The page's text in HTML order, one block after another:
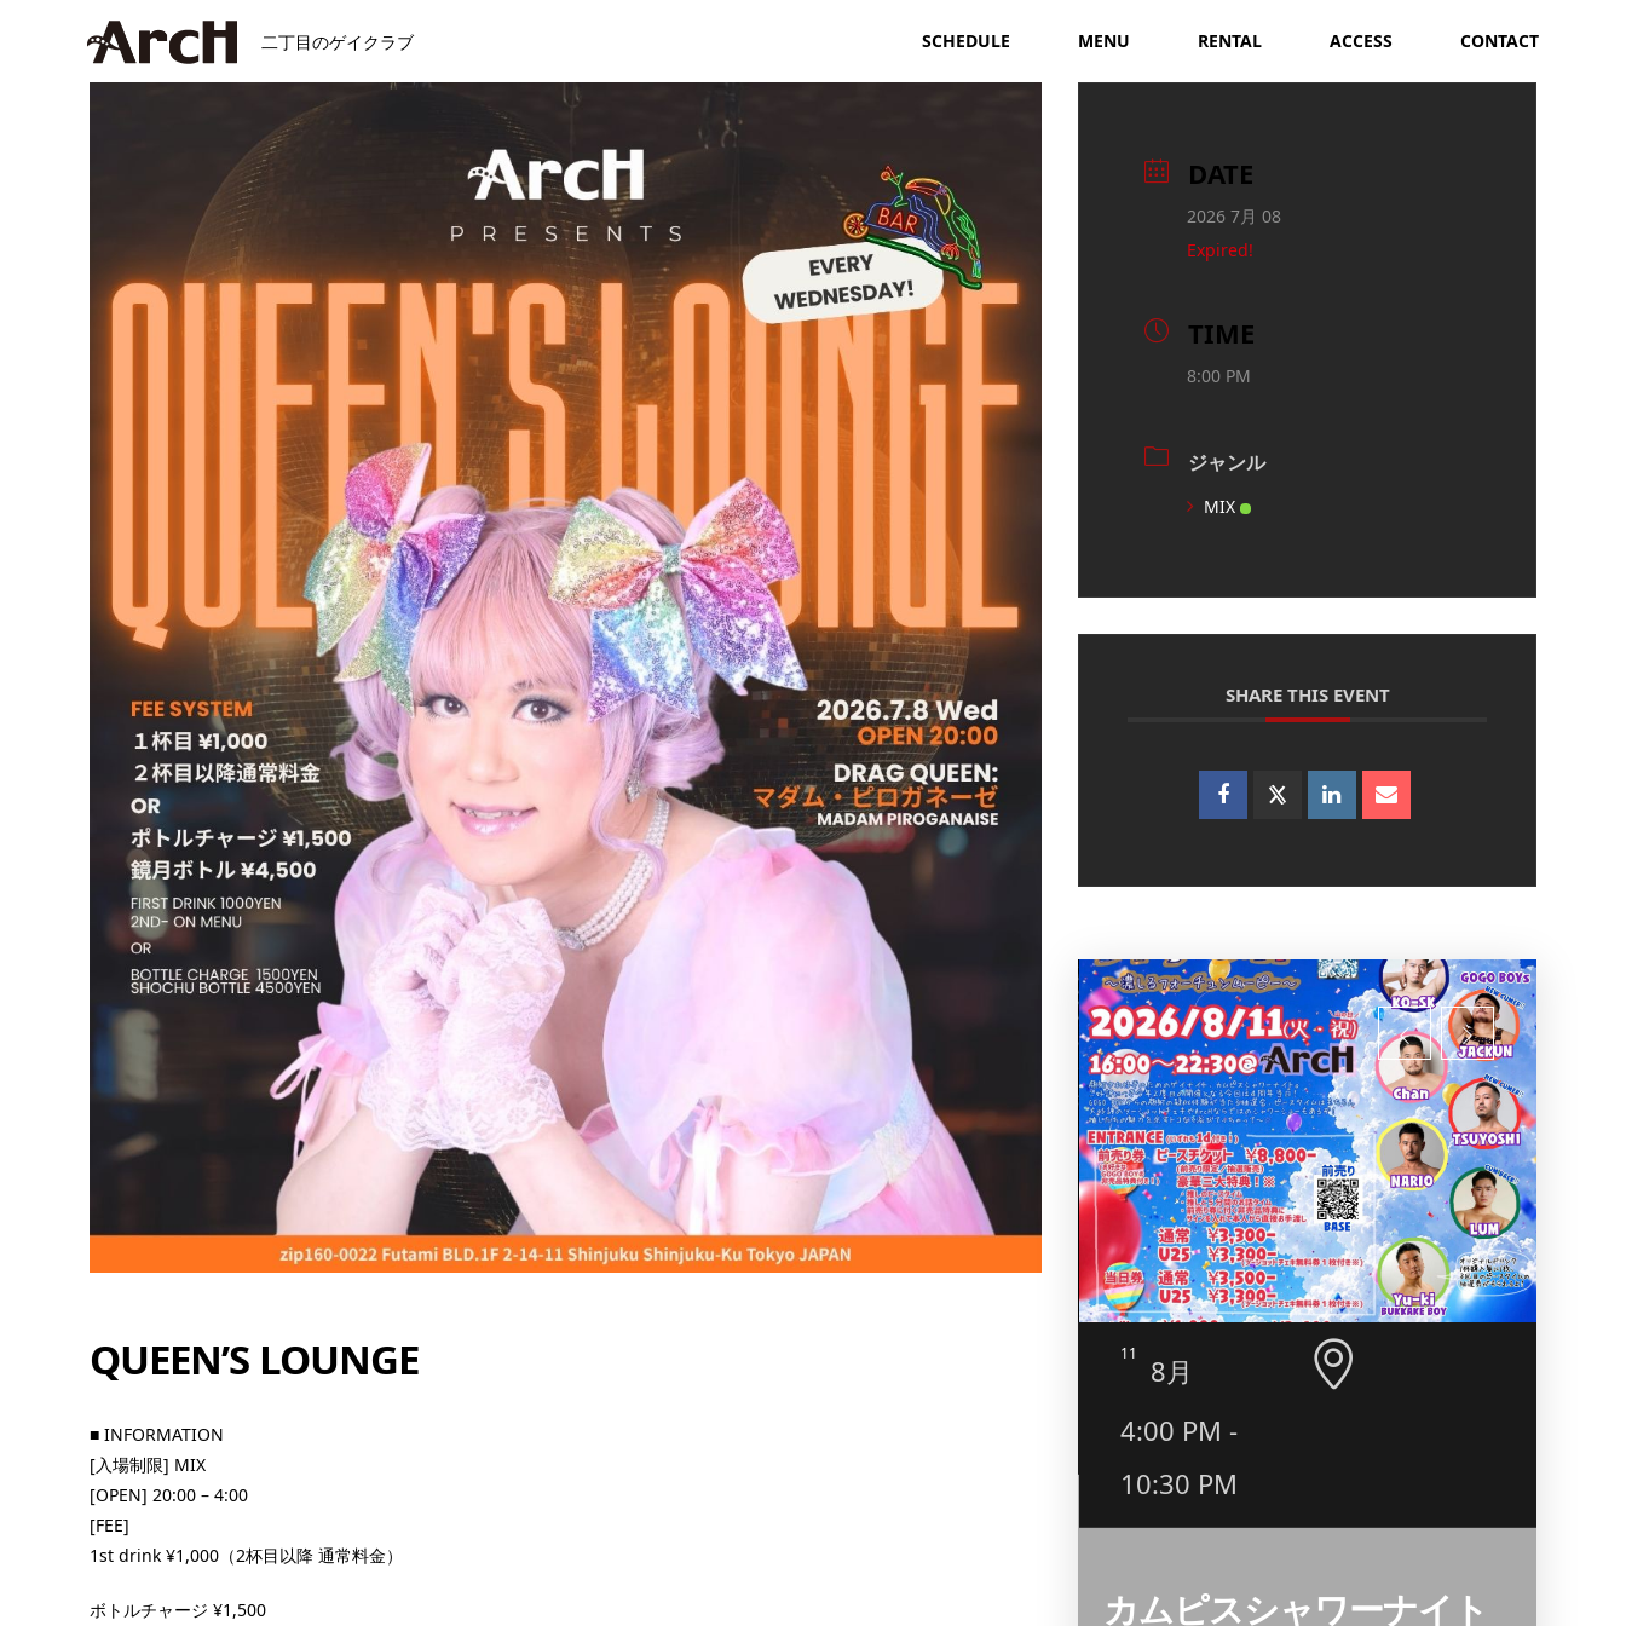
二丁目のゲイクラブ SCHEDULE MENU RENTAL ACCESS CONTACT
QUEEN’S LOUNGE
■ INFORMATION
[入場制限] MIX
[OPEN] 20:00 – 4:00
[FEE]
1st drink ¥1,000（2杯目以降 通常料金）
ボトルチャージ ¥1,500
DATE
2026 7月 08
Expired!
TIME
8:00 PM
ジャンル
MIX
SHARE THIS EVENT
23周
15
8月
10:00 PM
ゼロゼロ世代 vol.2
■ INFORMATION [入場制限] MIX [OPEN] 22:00 –
11
8月
4:00 PM -
10:30 PM
カムピスシャワーナイト